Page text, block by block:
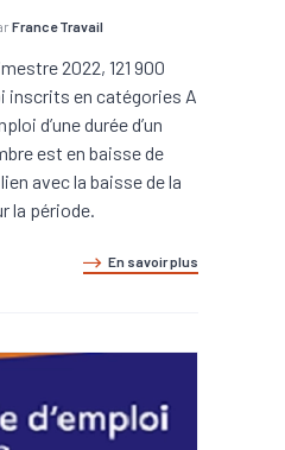
France Travail
2022, 121 900
inscrits en catégories A
d’une durée d’un
est en baisse de
avec la baisse de la
la période.
En savoir plus